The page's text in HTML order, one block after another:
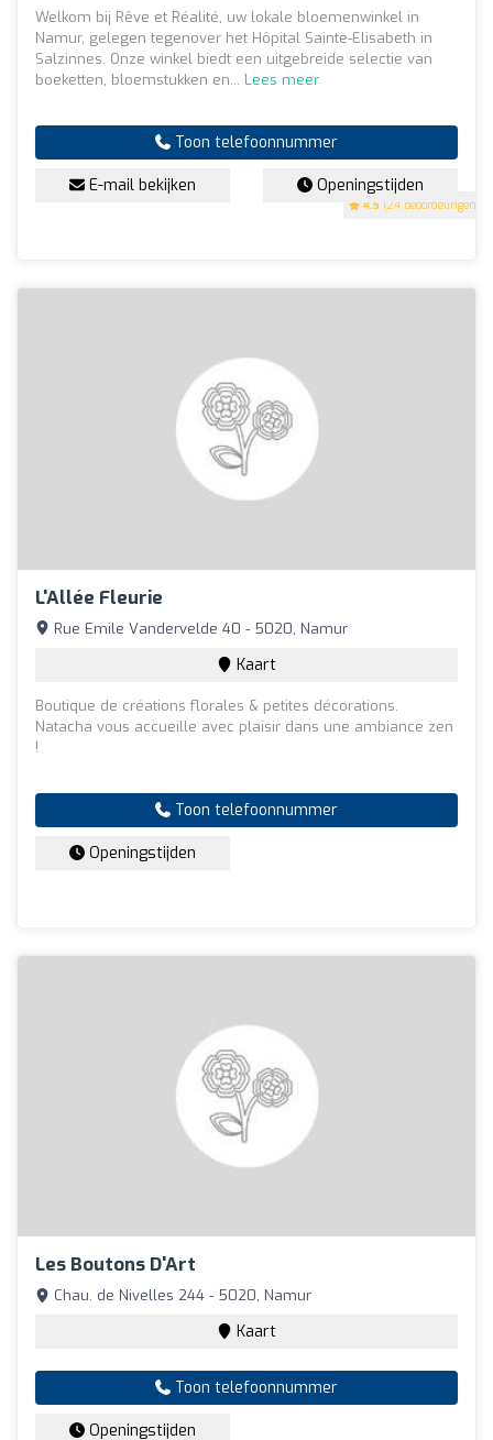
4.5 (24 beoordelingen)
Welkom bij Rêve et Réalité, uw lokale bloemenwinkel in
Namur, gelegen tegenover het Hôpital Sainte-Elisabeth in
Salzinnes. Onze winkel biedt een uitgebreide selectie van
boeketten, bloemstukken en... Lees meer
Toon telefoonnummer
E-mail bekijken Openingstijden
L'Allée Fleurie
Rue Emile Vandervelde 40 - 5020, Namur
Kaart
Boutique de créations florales & petites décorations.
Natacha vous accueille avec plaisir dans une ambiance zen
!
Toon telefoonnummer
Openingstijden
Les Boutons D'Art
Chau. de Nivelles 244 - 5020, Namur
Kaart
Toon telefoonnummer
Openingstijden